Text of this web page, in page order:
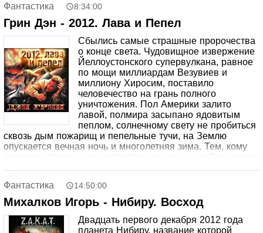
Фантастика 8:34:00
Грин Дэн - 2012. Лава и Пепел
Сбылись самые страшные пророчества
о конце света. Чудовищное извержение
Йеллоустонского супервулкана, равное
по мощи миллиардам Везувиев и
миллиону Хиросим, поставило
человечество на грань полного
уничтожения. Пол Америки залито
лавой, полмира засыпано ядовитым
пеплом, солнечному свету не пробиться
сквозь дым пожарищ и пепельные тучи, на Землю
опускается вечная ночь и многолетняя зима. Тем, кому
повезло спастись от испепеляющего огня с небес, грозит
Фантастика
14:50:00
Михалков Игорь - Нибиру. Восход
Двадцать первого декабря 2012 года
планета Нибиру, название которой